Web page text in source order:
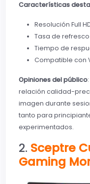
Características
Resolución Full
Tasa de refresco
Tiempo de
Compatible con
Opiniones del público
relación calidad-
imagen durante
tanto para
experimentados.
2. Sceptre
Gaming